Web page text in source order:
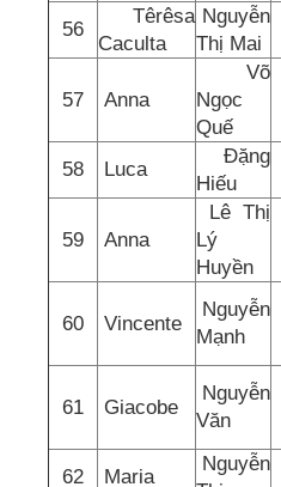
56
Têrêsa
Caculta
Nguyễn
Thị Mai
57 Anna
Võ
Ngọc
Quế
58 Luca
Đặng
Hiếu
59 Anna
Lê Thị
Lý
Huyền
60 Vincente
Nguyễn
Mạnh
61 Giacobe
Nguyễn
Văn
62 Maria
Nguyễn